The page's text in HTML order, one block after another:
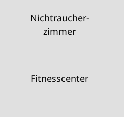
Nichtraucher­
zimmer
Fitnesscenter